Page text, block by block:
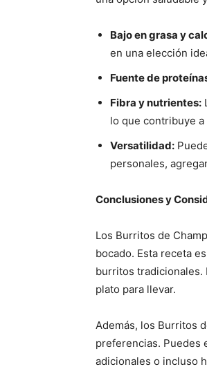
Bajo en grasa y
en una elección
Fuente de
Fibra y nutrientes:
lo que contribuye
Versatilidad:
personales,
Conclusiones y
Los Burritos de
bocado. Esta receta
burritos tradicionales.
plato para llevar.
Además, los Burritos
preferencias. Puedes
adicionales o incluso